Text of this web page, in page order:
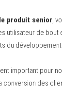
produit senior,
utilisateur de bout
du développement
important pour
conversion des